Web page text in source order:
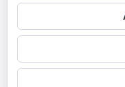
José Vicente
Cronista de la
Moros y
Cronicas